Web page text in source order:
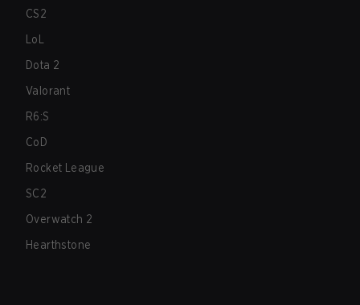
CS2
LoL
Dota 2
Valorant
R6:S
CoD
Rocket League
SC2
Overwatch 2
Hearthstone